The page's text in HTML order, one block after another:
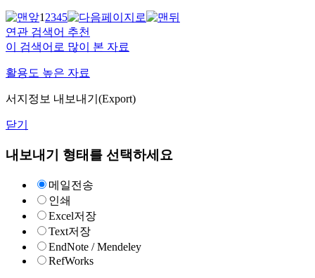
12345
연관 검색어 추천
이 검색어로 많이 본 자료
활용도 높은 자료
서지정보 내보내기(Export)
닫기
내보내기 형태를 선택하세요
메일전송
인쇄
Excel저장
Text저장
EndNote / Mendeley
RefWorks